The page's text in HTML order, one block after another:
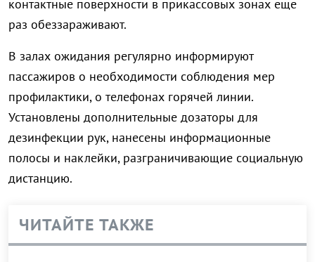
контактные поверхности в прикассовых зонах еще
раз обеззараживают.
В залах ожидания регулярно информируют
пассажиров о необходимости соблюдения мер
профилактики, о телефонах горячей линии.
Установлены дополнительные дозаторы для
дезинфекции рук, нанесены информационные
полосы и наклейки, разграничивающие социальную
дистанцию.
ЧИТАЙТЕ ТАКЖЕ